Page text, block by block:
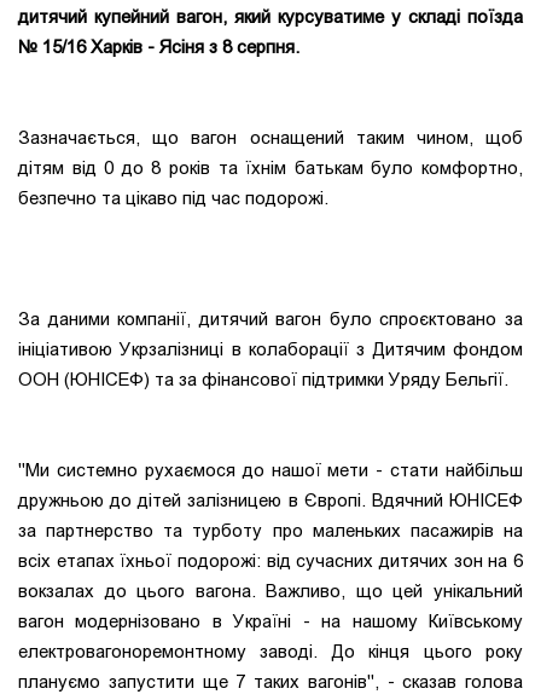
дитячий купейний вагон, який курсуватиме у складі поїзда
№ 15/16 Харків - Ясіня з 8 серпня.
Зазначається, що вагон оснащений таким чином, щоб
дітям від 0 до 8 років та їхнім батькам було комфортно,
безпечно та цікаво під час подорожі.
За даними компанії, дитячий вагон було спроєктовано за
ініціативою Укрзалізниці в колаборації з Дитячим фондом
ООН (ЮНІСЕФ) та за фінансової підтримки Уряду Бельгії.
"Ми системно рухаємося до нашої мети - стати найбільш
дружньою до дітей залізницею в Європі. Вдячний ЮНІСЕФ
за партнерство та турботу про маленьких пасажирів на
всіх етапах їхньої подорожі: від сучасних дитячих зон на 6
вокзалах до цього вагона. Важливо, що цей унікальний
вагон модернізовано в Україні - на нашому Київському
електровагоноремонтному заводі. До кінця цього року
плануємо запустити ще 7 таких вагонів", - сказав голова